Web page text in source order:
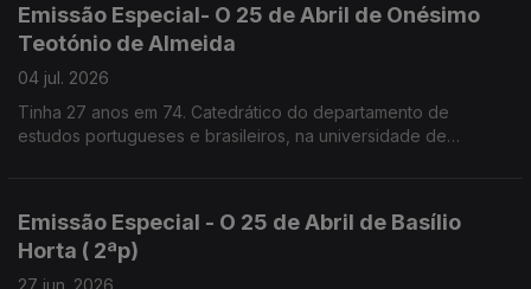
Emissão Especial- O 25 de Abril de Onésimo
Teotónio de Almeida
04 jul. 2026
Tinha 27 anos em 74. Catedrático do departamento de
estudos portugueses e brasileiros, na universidade de
Emissão Especial - O 25 de Abril de Basílio
Horta ( 2ªp)
27 jun. 2026